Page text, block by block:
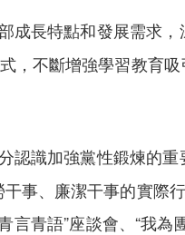
成長特點和發展需求
，不斷增強學習教育
認識加強黨性鍛煉的
事、廉潔干事的實際
青語”座談會、“我為